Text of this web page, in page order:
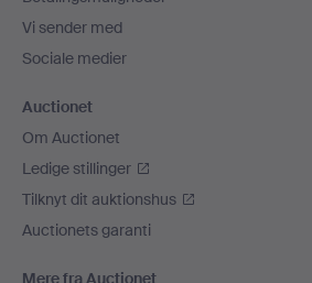
Vi sender med
Sociale medier
Auctionet
Om Auctionet
Ledige stillinger
Tilknyt dit auktionshus
Auctionets garanti
Mere fra Auctionet